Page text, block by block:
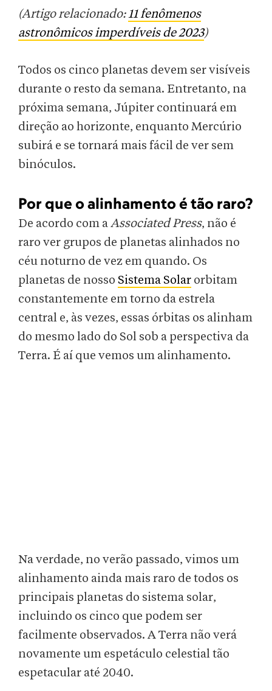
(Artigo relacionado:11 fenômenos
astronômicos imperdíveis de 2023)
Todos os cinco planetas devem ser visíveis
durante o resto da semana. Entretanto, na
próxima semana, Júpiter continuará em
direção ao horizonte, enquanto Mercúrio
subirá e se tornará mais fácil de ver sem
binóculos.
Por que o alinhamento é tão raro?
De acordo com aAssociated Press, não é
raro ver grupos de planetas alinhados no
céu noturno de vez em quando. Os
planetas de nosso Sistema Solar orbitam
constantemente em torno da estrela
central e, às vezes, essas órbitas os alinham
do mesmo lado do Sol sob a perspectiva da
Terra. É aí que vemos um alinhamento.
Na verdade, no verão passado, vimos um
alinhamento ainda mais raro de todos os
principais planetas do sistema solar,
incluindo os cinco que podem ser
facilmente observados. A Terra não verá
novamente um espetáculo celestial tão
espetacular até 2040.